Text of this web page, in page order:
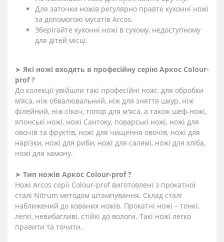
Для заточки ножів регулярно правте кухонні ножі
за допомогою мусатів Arcos.
Зберігайте кухонні ножі в сухому, недоступному
для дітей місці.
➤ Які ножі входять в професійну серію Аркос Сolour-
prof?
До колекції увійшли такі професійні ножі: для обробки
м’яса, ніж обвалювальний, ніж для зняття шкур, ніж
філейний, ніж сікач, топор для м'яса, а також шеф-ножі,
японські ножі, ножі Сантоку, поварські ножі, ножі для
овочів та фруктів, ножі для чищення овочів, ножі для
нарізки, ножі для риби, ножі для салямі, ножі для хліба,
ножі для хамону.
➤ Тип ножів Аркос Сolour-prof ?
Ножі Arcos серії Сolour-prof виготовлені з прокатної
сталі Nitrum методом штампування. Склад сталі
наближений до кованих ножів. Прокатні ножі – тонкі,
легкі, невибагливі, стійкі до вологи. Такі ножі легко
правити та точити.